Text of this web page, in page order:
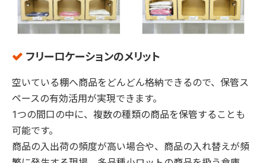
フリーロケーションのメリット
空いている棚へ商品をどんどん格納できるので、保管ス
ペースの有効活用が実現できます。
1つの間口の中に、複数の種類の商品を保管することも
可能です。
商品の入出荷の頻度が高い場合や、商品の入れ替えが頻